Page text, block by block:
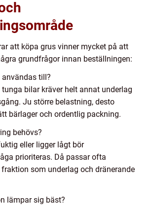
att köpa grus vinner mycket på att
grundfrågor innan beställningen:
användas till?
bilar kräver helt annat underlag
Ju större belastning, desto
bärlager och ordentlig packning.
behövs?
eller ligger lågt bör
prioriteras. Då passar ofta
som underlag och dränerande
lämpar sig bäst?